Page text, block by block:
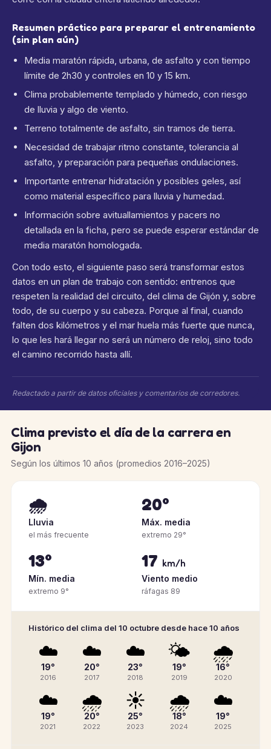
Resumen práctico para preparar el entrenamiento
(sin plan aún)
Media maratón rápida, urbana, de asfalto y con tiempo
límite de 2h30 y controles en 10 y 15 km.
Clima probablemente templado y húmedo, con riesgo
de lluvia y algo de viento.
Terreno totalmente de asfalto, sin tramos de tierra.
Necesidad de trabajar ritmo constante, tolerancia al
asfalto, y preparación para pequeñas ondulaciones.
Importante entrenar hidratación y posibles geles, así
como material específico para lluvia y humedad.
Información sobre avituallamientos y pacers no
detallada en la ficha, pero se puede esperar estándar de
media maratón homologada.
Con todo esto, el siguiente paso será transformar estos
datos en un plan de trabajo con sentido: entrenos que
respeten la realidad del circuito, del clima de Gijón y, sobre
todo, de su cuerpo y su cabeza. Porque al final, cuando
falten dos kilómetros y el mar huela más fuerte que nunca,
lo que les hará llegar no será un número de reloj, sino todo
el camino recorrido hasta allí.
Redactado a partir de datos oficiales y comentarios de corredores.
Clima previsto el día de la carrera en
Gijon
Según los últimos 10 años (promedios 2016–2025)
🌧️
Lluvia
el más frecuente
20°
Máx. media
extremo 29°
13°
Mín. media
extremo 9°
17 km/h
Viento medio
ráfagas 89
Histórico del clima del 10 octubre desde hace 10 años
☁️
19°
2016
☁️
20°
2017
☁️
23°
2018
🌤️
19°
2019
🌧️
16°
2020
☁️
19°
2021
🌧️
20°
2022
☀️
25°
2023
🌧️
18°
2024
☁️
19°
2025